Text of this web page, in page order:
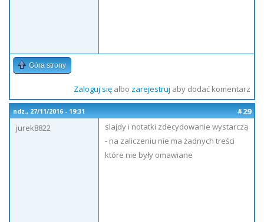
Góra strony
Zaloguj sięalbo zarejestruj aby dodać komentarz
ndz., 27/11/2016 - 19:31
#29
jurek8822
slajdy i notatki zdecydowanie wystarczą
- na zaliczeniu nie ma żadnych treści
które nie były omawiane